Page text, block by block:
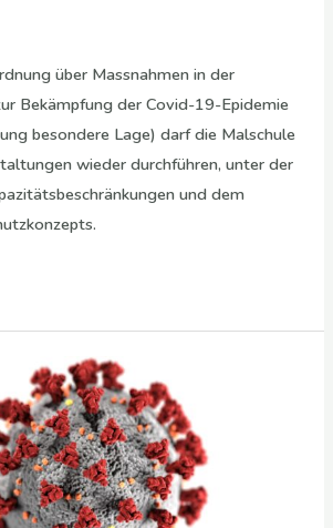
über Massnahmen in der
Bekämpfung der Covid-19-Epidemie
besondere Lage) darf die Malschule
wieder durchführen, unter der
und dem